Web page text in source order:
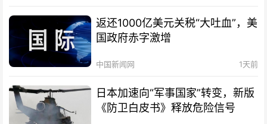
返还1000亿美元关税“大吐血”，美
国政府赤字激增
中国新闻网 1天前
日本加速向“军事国家”转变，新版
《防卫白皮书》释放危险信号